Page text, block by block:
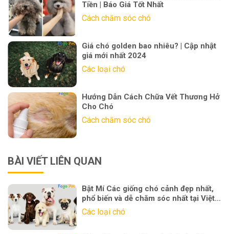
Tiền | Báo Giá Tốt Nhất
Cách chăm sóc chó
Giá chó golden bao nhiêu? | Cập nhật
giá mới nhất 2024
Các loại chó
Hướng Dẫn Cách Chữa Vết Thương Hở
Cho Chó
Cách chăm sóc chó
BÀI VIẾT LIÊN QUAN
Bật Mí Các giống chó cảnh đẹp nhất,
phổ biến và dễ chăm sóc nhất tại Việt
Nam
Các loại chó